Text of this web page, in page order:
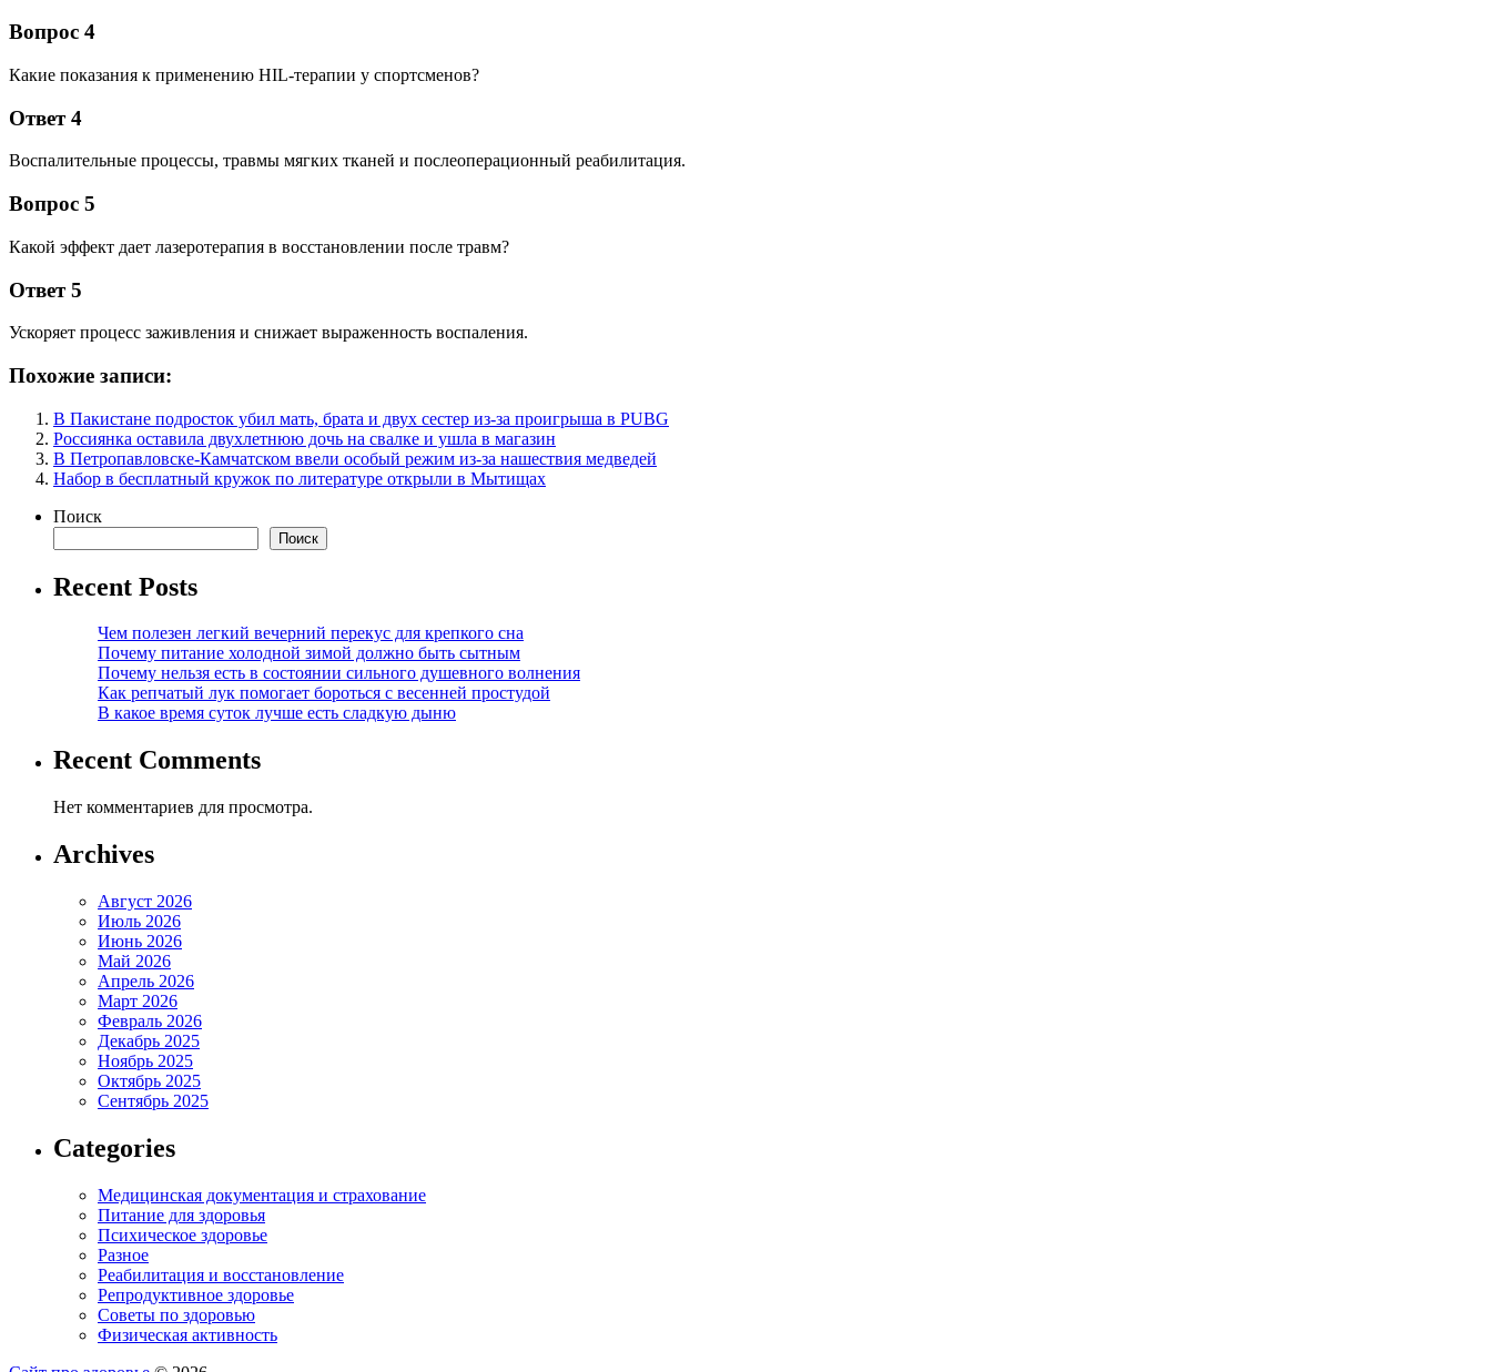
Вопрос 4
Какие показания к применению HIL-терапии у спортсменов?
Ответ 4
Воспалительные процессы, травмы мягких тканей и послеоперационный реабилитация.
Вопрос 5
Какой эффект дает лазеротерапия в восстановлении после травм?
Ответ 5
Ускоряет процесс заживления и снижает выраженность воспаления.
Похожие записи:
В Пакистане подросток убил мать, брата и двух сестер из-за проигрыша в PUBG
Россиянка оставила двухлетнюю дочь на свалке и ушла в магазин
В Петропавловске-Камчатском ввели особый режим из-за нашествия медведей
Набор в бесплатный кружок по литературе открыли в Мытищах
Поиск
Поиск
Recent Posts
Чем полезен легкий вечерний перекус для крепкого сна
Почему питание холодной зимой должно быть сытным
Почему нельзя есть в состоянии сильного душевного волнения
Как репчатый лук помогает бороться с весенней простудой
В какое время суток лучше есть сладкую дыню
Recent Comments
Нет комментариев для просмотра.
Archives
Август 2026
Июль 2026
Июнь 2026
Май 2026
Апрель 2026
Март 2026
Февраль 2026
Декабрь 2025
Ноябрь 2025
Октябрь 2025
Сентябрь 2025
Categories
Медицинская документация и страхование
Питание для здоровья
Психическое здоровье
Разное
Реабилитация и восстановление
Репродуктивное здоровье
Советы по здоровью
Физическая активность